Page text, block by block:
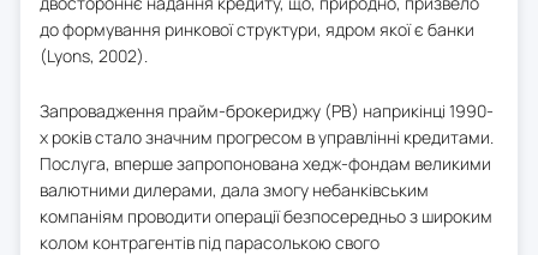
до формування ринкової структури, ядром якої є банки
(Lyons, 2002).
Запровадження прайм-брокериджу (PB) наприкінці 1990-
х років стало значним прогресом в управлінні кредитами.
Послуга, вперше запропонована хедж-фондам великими
валютними дилерами, дала змогу небанківським
компаніям проводити операції безпосередньо з широким
колом контрагентів під парасолькою свого